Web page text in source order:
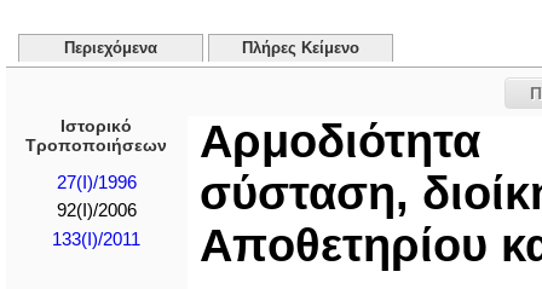
Περιεχόμενα Πλήρες Κείμενο
Ιστορικό
Τροποποιήσεων
27(I)/1996
92(I)/2006
133(I)/2011
σύσταση,
Απoθετηρίoυ